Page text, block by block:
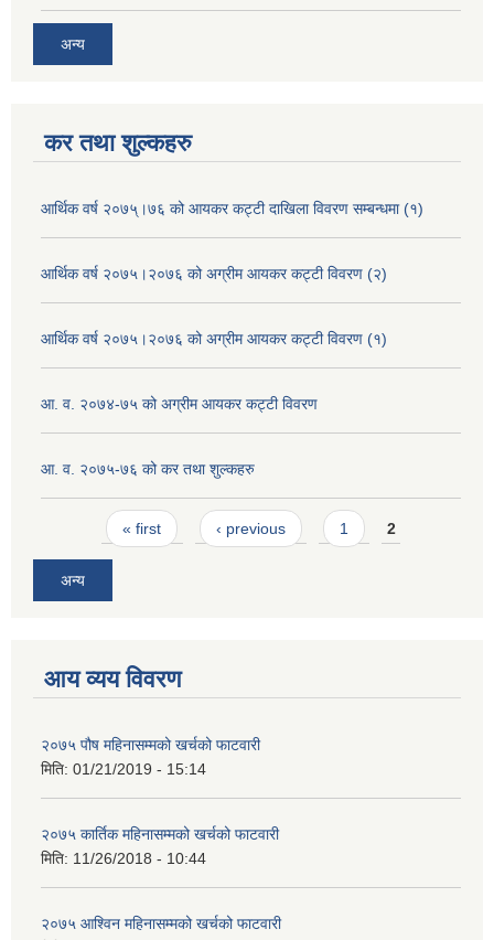
अन्य
कर तथा शुल्कहरु
आर्थिक वर्ष २०७५्।७६ को आयकर कट्टी दाखिला विवरण सम्बन्धमा (१)
आर्थिक वर्ष २०७५।२०७६ को अग्रीम आयकर कट्टी विवरण (२)
आर्थिक वर्ष २०७५।२०७६ को अग्रीम आयकर कट्टी विवरण (१)
आ. व. २०७४-७५ को अग्रीम आयकर कट्टी विवरण
आ. व. २०७५-७६ को कर तथा शुल्कहरु
Pages« first ‹ previous 1 2
अन्य
आय व्यय विवरण
२०७५ पौष महिनासम्मको खर्चको फाटवारी
मिति: 01/21/2019 - 15:14
२०७५ कार्तिक महिनासम्मको खर्चको फाटवारी
मिति: 11/26/2018 - 10:44
२०७५ आश्विन महिनासम्मको खर्चको फाटवारी